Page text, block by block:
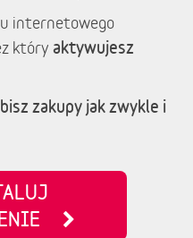
internetowego
który aktywujesz
zakupy jak zwykle i